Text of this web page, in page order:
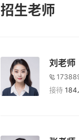
招生老师
刘老师
接待 184